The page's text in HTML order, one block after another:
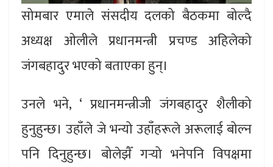
सोमबार एमाले संसदीय दलको बैठकमा बोल्दै
अध्यक्ष ओलीले प्रधानमन्त्री प्रचण्ड अहिलेको
जंगबहादुर भएको बताएका हुन्।
उनले भने, ‘ प्रधानमन्त्रीजी जंगबहादुर शैलीको
हुनुहुन्छ। उहाँले जे भन्यो उहाँहरूले अरूलाई बोल्न
पनि दिनुहुन्छ। बोलेझैँ गर्‍यो भनेपनि विपक्षमा